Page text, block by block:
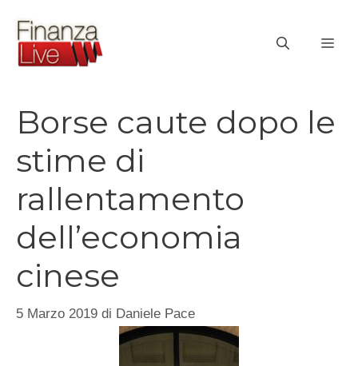
contenuto
Borse caute dopo le
stime di
rallentamento
dell’economia
cinese
5 Marzo 2019 di Daniele Pace